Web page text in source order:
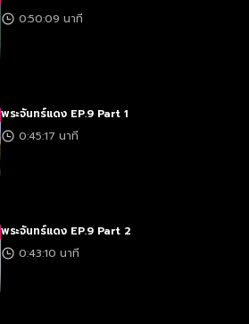
0:50:09 นาที
พระจันทร์แดง EP.9 Part 1
0:45:17 นาที
พระจันทร์แดง EP.9 Part 2
0:43:10 นาที